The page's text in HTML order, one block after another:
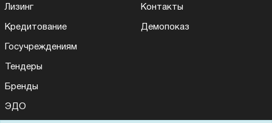
Лизинг
Кредитование
Госучреждениям
Тендеры
Бренды
ЭДО
Контакты
Демопоказ